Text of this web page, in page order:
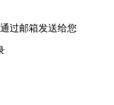
过邮箱发送给您